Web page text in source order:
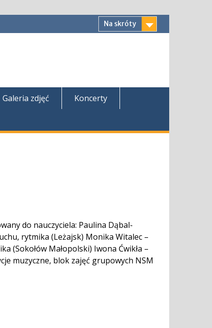
Na skróty
Galeria zdjęć
Koncerty
do nauczyciela: Paulina Dąbal-
rytmika (Leżajsk) Monika Witalec –
(Sokołów Małopolski) Iwona Ćwikła –
muzyczne, blok zajęć grupowych NSM